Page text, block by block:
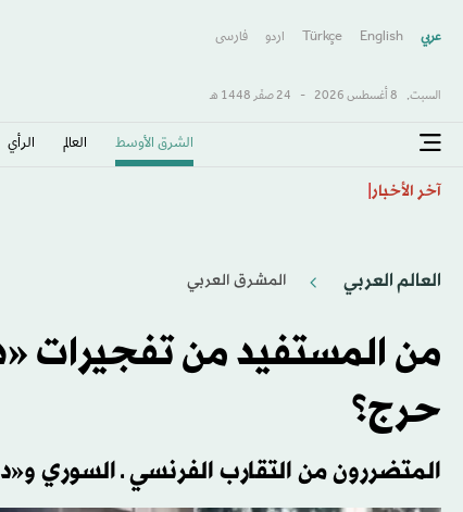
عربي English
Türkçe اردو فارسى
السبت, 8 أغسطس 2026 - 24 صفَر 1448 هـ
الشرق الأوسط​ العالم الرأي
آخر الأخبار
العالم العربي المشرق العربي
من المستفيد من
حرج؟
المتضررون من التقارب الفرنسي ـ السوري